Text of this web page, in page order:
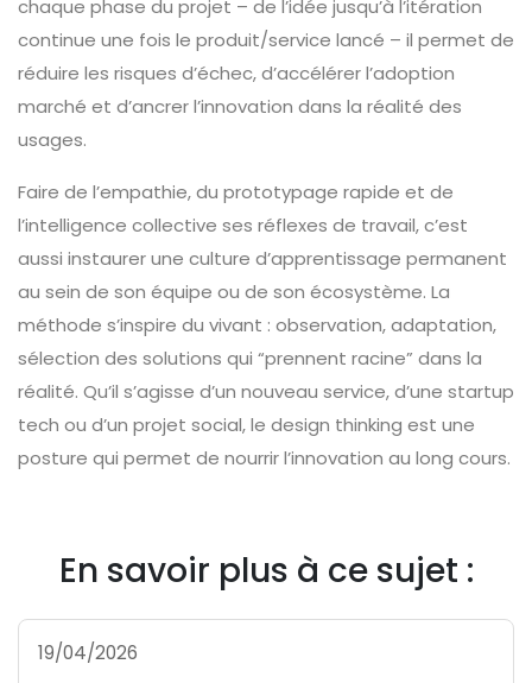
chaque phase du projet – de l’idée jusqu’à l’itération
continue une fois le produit/service lancé – il permet de
réduire les risques d’échec, d’accélérer l’adoption
marché et d’ancrer l’innovation dans la réalité des
usages.
Faire de l’empathie, du prototypage rapide et de
l’intelligence collective ses réflexes de travail, c’est
aussi instaurer une culture d’apprentissage permanent
au sein de son équipe ou de son écosystème. La
méthode s’inspire du vivant : observation, adaptation,
sélection des solutions qui “prennent racine” dans la
réalité. Qu’il s’agisse d’un nouveau service, d’une startup
tech ou d’un projet social, le design thinking est une
posture qui permet de nourrir l’innovation au long cours.
En savoir plus à ce sujet :
19/04/2026